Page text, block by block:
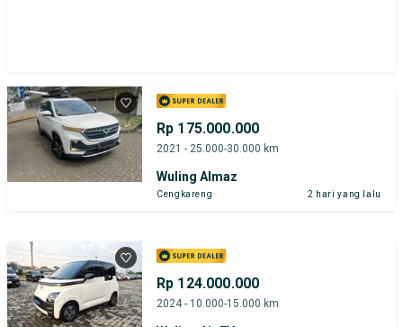
Rp 175.000.000
2021 - 25.000-30.000 km
Wuling Almaz
Cengkareng 2 hari yang lalu
Rp 124.000.000
2024 - 10.000-15.000 km